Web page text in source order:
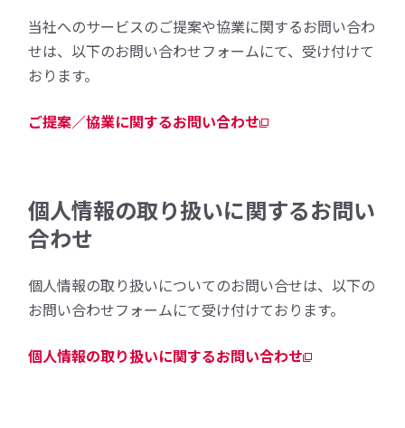
当社へのサービスのご提案や協業に関するお問い合わ
せは、以下のお問い合わせフォームにて、受け付けて
おります。
ご提案／協業に関するお問い合わせ
個人情報の取り扱いに関するお問い
合わせ
個人情報の取り扱いについてのお問い合せは、以下の
お問い合わせフォームにて受け付けております。
個人情報の取り扱いに関するお問い合わせ